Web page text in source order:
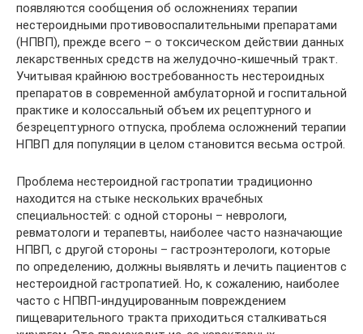
появляются сообщения об осложнениях терапии
нестероидными противовоспалительными препаратами
(НПВП), прежде всего – о токсическом действии данных
лекарственных средств на желудочно-кишечный тракт.
Учитывая крайнюю востребованность нестероидных
препаратов в современной амбулаторной и госпитальной
практике и колоссальный объем их рецептурного и
безрецептурного отпуска, проблема осложнений терапии
НПВП для популяции в целом становится весьма острой.
Проблема нестероидной гастропатии традиционно
находится на стыке нескольких врачебных
специальностей: с одной стороны – неврологи,
ревматологи и терапевты, наиболее часто назначающие
НПВП, с другой стороны – гастроэнтерологи, которые
по определению, должны выявлять и лечить пациентов с
нестероидной гастропатией. Но, к сожалению, наиболее
часто с НПВП-индуцированным повреждением
пищеварительного тракта приходиться сталкиваться